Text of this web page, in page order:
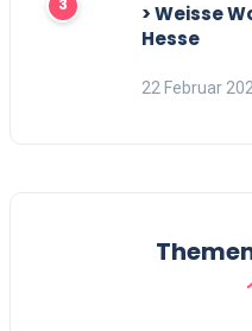
> Weisse
Hesse
22 Februar